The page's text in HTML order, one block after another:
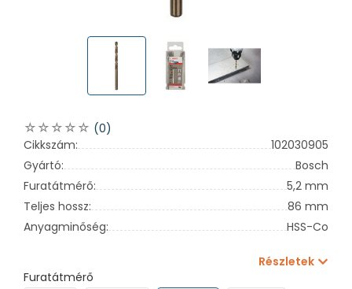
(0)
Cikkszám:
102030905
Gyártó:
Bosch
Furatátmérő:
5,2 mm
Teljes hossz:
86 mm
Anyagminőség:
HSS-Co
Részletek
Furatátmérő